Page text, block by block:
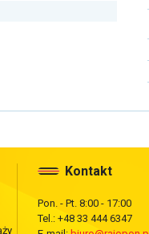
Kontakt
Pon. - Pt. 8:00 - 17:00
Tel.: +48 33 444 6347